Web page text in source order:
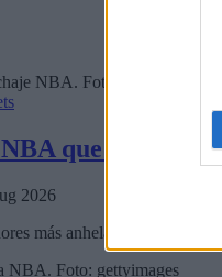
que pelean
2026
más anhelados de la NBA